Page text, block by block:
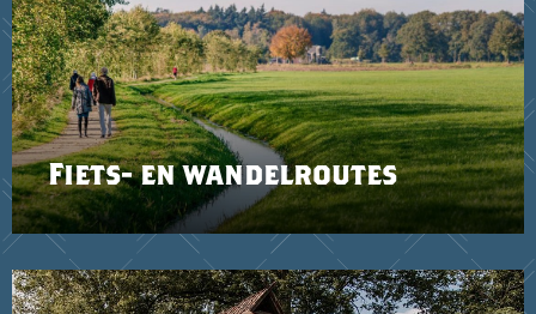
Fiets- en wandelroutes